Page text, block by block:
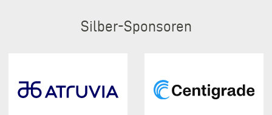
Silber